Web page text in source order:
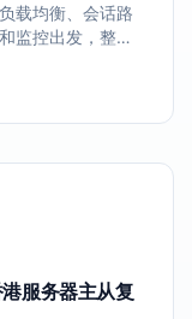
载均衡、会话路
监控出发，整理
服务器主从复